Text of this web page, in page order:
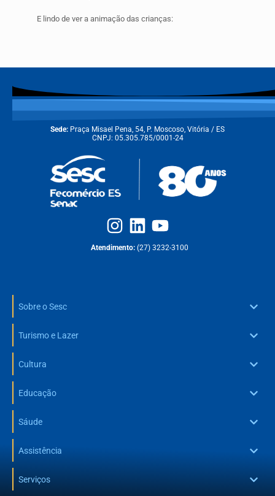
E lindo de ver a animação das crianças:
Sede: Praça Misael Pena, 54, P. Moscoso, Vitória / ES
CNPJ: 05.305.785/0001-24
Atendimento: (27) 3232-3100
Sobre o Sesc
Turismo e Lazer
Cultura
Educação
Sáude
Assistência
Serviços